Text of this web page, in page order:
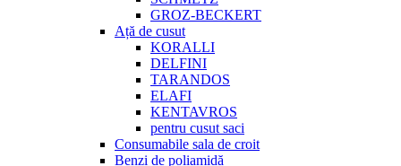
GROZ-BECKERT
Ață de cusut
KORALLI
DELFINI
TARANDOS
ELAFI
KENTAVROS
pentru cusut saci
Consumabile sala de croit
Benzi de poliamidă